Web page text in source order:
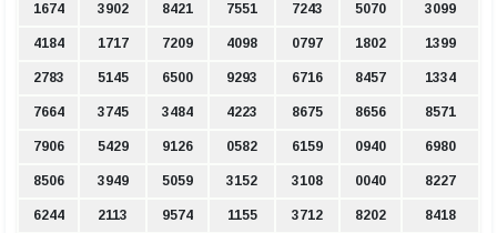
1674 3902 8421 7551 7243 5070 3099
4184 1717 7209 4098 0797 1802 1399
2783 5145 6500 9293 6716 8457 1334
7664 3745 3484 4223 8675 8656 8571
7906 5429 9126 0582 6159 0940 6980
8506 3949 5059 3152 3108 0040 8227
6244 2113 9574 1155 3712 8202 8418